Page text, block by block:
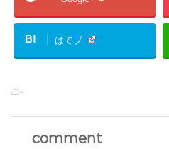
B! はてブ
-
comment